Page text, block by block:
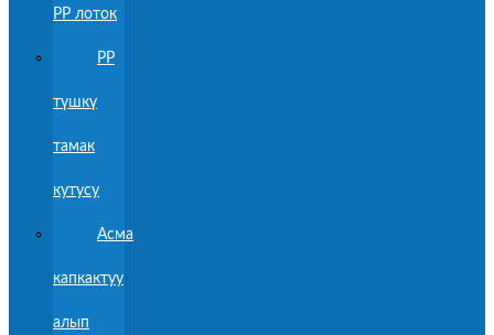
PP лоток
PP
түшкү
тамак
кутусу
Асма
капкактуу
алып